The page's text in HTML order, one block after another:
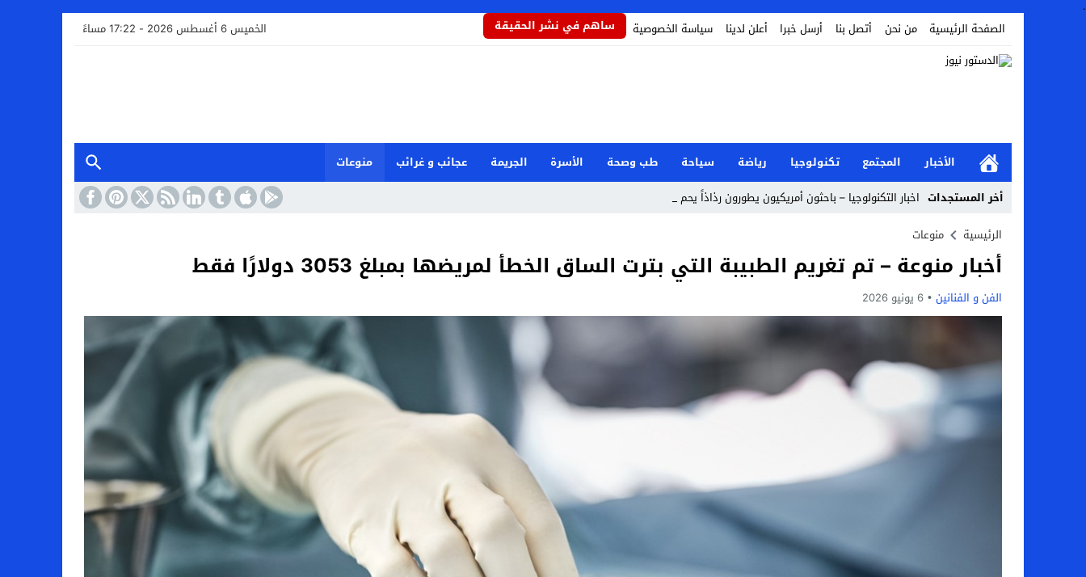
.
الصفحة الرئيسية
من نحن أتصل بنا أرسل خبرا أعلن لدينا سياسة الخصوصية ساهم في نشر الحقيقة الخميس 6 أغسطس 2026 - 17:22 مساءً
الأخبار المجتمع تكنولوجيا رياضة سياحة طب وصحة الأسرة الجريمة عجائب و غرائب
منوعات
أخر المستجدات اخبار التكنولوجيا – باحثون أمريكيون يطورون رذاذاً يحمي المحاصيل _
Stop
Previous
Next
الرئيسية منوعات
أخبار منوعة – تم تغريم الطبيبة التي بترت الساق الخطأ لمريضها بمبلغ 3053 دولارًا فقط
الفن و الفنانين 6 يونيو 2026